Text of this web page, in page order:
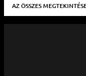
AZ ÖSSZES